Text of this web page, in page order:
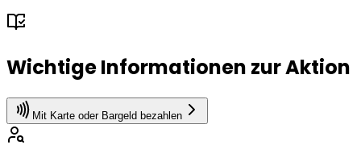
Wichtige Informationen zur Aktion
Mit Karte oder Bargeld bezahlen